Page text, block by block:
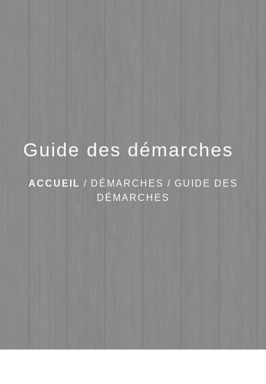
Guide des démarches
ACCUEIL / DÉMARCHES / GUIDE DES
DÉMARCHES